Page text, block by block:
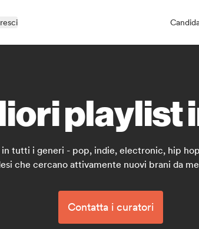
playlist
tutti i generi - pop, indie, electronic, hip
che cercano attivamente nuovi brani da
Contatta i curatori